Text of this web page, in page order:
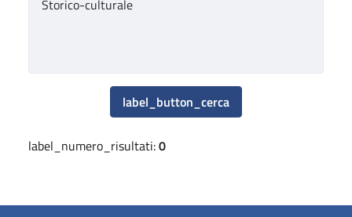
label_numero_risultati:0
label_button_cerca